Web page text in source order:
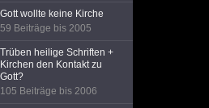
Gott wollte keine Kirche
59 Beiträge bis 2005
Trüben heilige Schriften +
Kirchen den Kontakt zu
Gott?
105 Beiträge bis 2006